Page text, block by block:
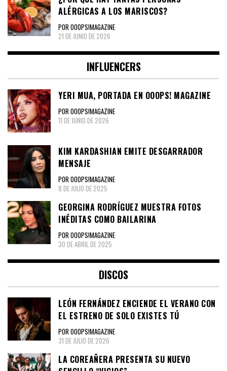
ALÉRGICAS A LOS MARISCOS?
POR OOOPS!MAGAZINE
21 DE JUNIO DE 2026
INFLUENCERS
YERI MUA, PORTADA EN OOOPS! MAGAZINE
POR OOOPS!MAGAZINE
11 DE JUNIO DE 2026
KIM KARDASHIAN EMITE DESGARRADOR
MENSAJE
POR OOOPS!MAGAZINE
8 DE JULIO DE 2025
GEORGINA RODRÍGUEZ MUESTRA FOTOS
INÉDITAS COMO BAILARINA
POR OOOPS!MAGAZINE
30 DE ABRIL DE 2025
DISCOS
LEÓN FERNÁNDEZ ENCIENDE EL VERANO CON
EL ESTRENO DE SOLO EXISTES TÚ
POR OOOPS!MAGAZINE
31 DE JULIO DE 2026
LA COREAÑERA PRESENTA SU NUEVO